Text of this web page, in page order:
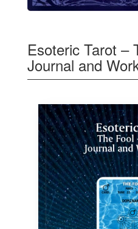
Esoteric Tarot –
Journal and